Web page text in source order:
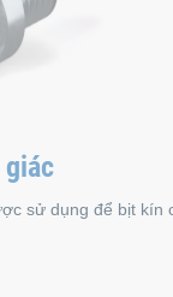
Điều này
có đầu hiệu
hình lục giác và
sử dụng để bịt kín